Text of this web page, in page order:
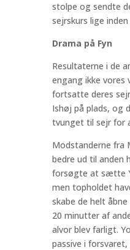
stolpe og sendte
sejrskurs lige inden
Drama på Fyn
Resultaterne i de
engang ikke vores
fortsatte deres
Ishøj på plads, og
tvunget til sejr for
Modstanderne fra
bedre ud til anden
forsøgte at sætte
men topholdet
skabe de helt
20 minutter af
alvor blev farligt.
passive i